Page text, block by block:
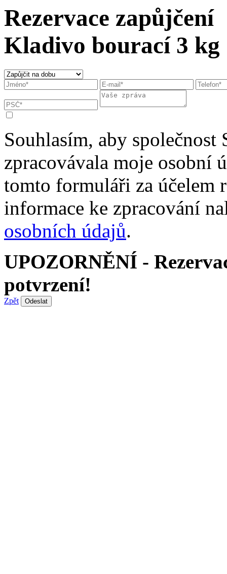
Rezervace zapůjčení
Kladivo bourací 3 kg
Souhlasím, aby společnost
zpracovávala moje osobní
tomto formuláři za účelem
informace ke zpracování
osobních údajů.
UPOZORNĚNÍ -
potvrzení!
Zpět Odeslat